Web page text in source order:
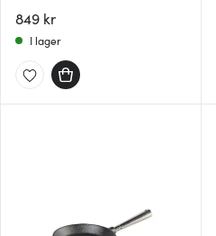
849 kr
I lager